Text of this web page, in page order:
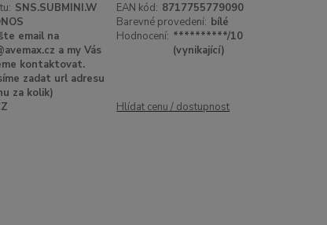
SNS.SUBMINI.W EAN kód: 8717755779090
Barevné provedení: bílé
email na
a my Vás
kontaktovat.
zadat url adresu
za kolik)
Hodnocení: **********/10
(vynikající)
Hlídat cenu / dostupnost